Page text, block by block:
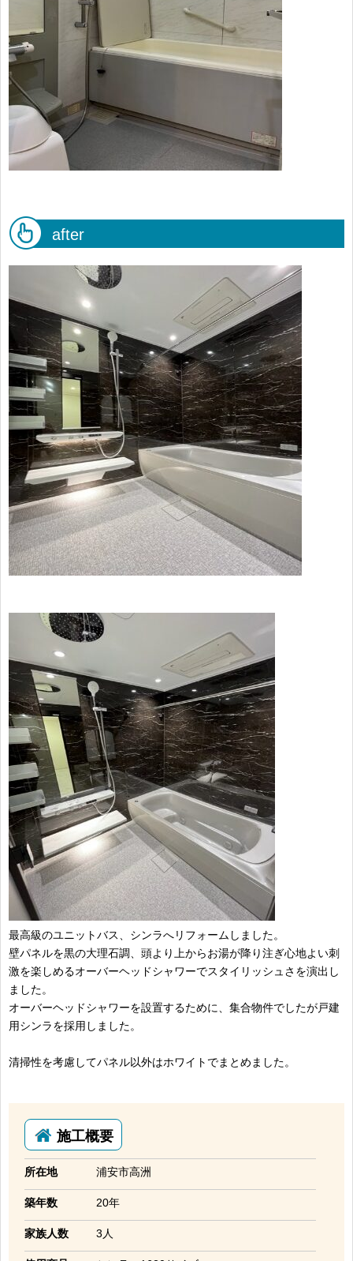
after
最高級のユニットバス、シンラへリフォームしました。
壁パネルを黒の大理石調、頭より上からお湯が降り注ぎ心地よい刺
激を楽しめるオーバーヘッドシャワーでスタイリッシュさを演出し
ました。
オーバーヘッドシャワーを設置するために、集合物件でしたが戸建
用シンラを採用しました。
清掃性を考慮してパネル以外はホワイトでまとめました。
施工概要
所在地 浦安市高洲
築年数 20年
家族人数 3人